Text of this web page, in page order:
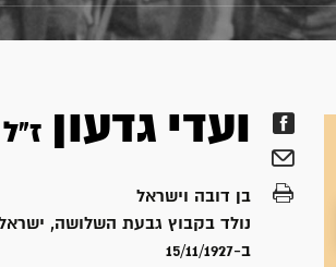
ועדי גדעון ז"ל
בן דובה וישראל
נולד בקבוץ גבעת השלושה,
ב-15/11/1927